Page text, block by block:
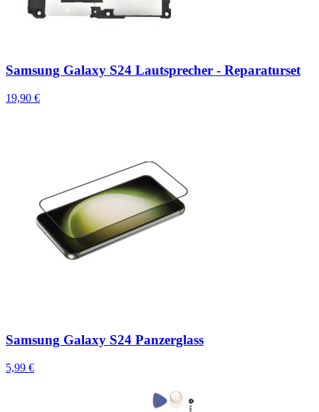
Samsung Galaxy S24 Lautsprecher - Reparaturset
19,90 €
Samsung Galaxy S24 Panzerglass
5,99 €